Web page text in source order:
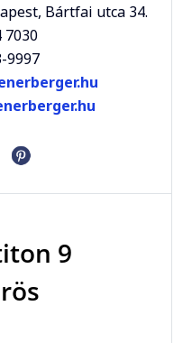
Bártfai utca 34.
7030
9997
9